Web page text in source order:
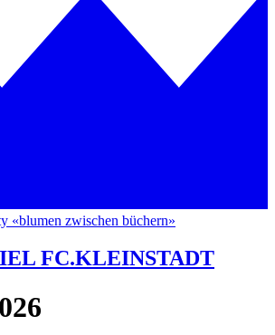
«blumen zwischen büchern»
FC.KLEINSTADT